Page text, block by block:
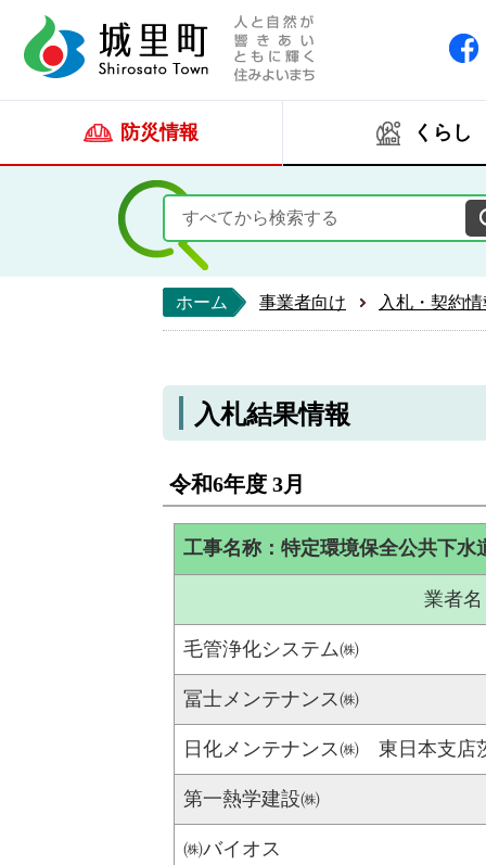
防災情報 くらし
ホーム 事業者向け 入札・契約
入札結果情報
令和6年度 3月
工事名称：特定環境保全公共下
業者名
毛管浄化システム㈱
冨士メンテナンス㈱
日化メンテナンス㈱ 東日本支店
第一熱学建設㈱
㈱バイオス